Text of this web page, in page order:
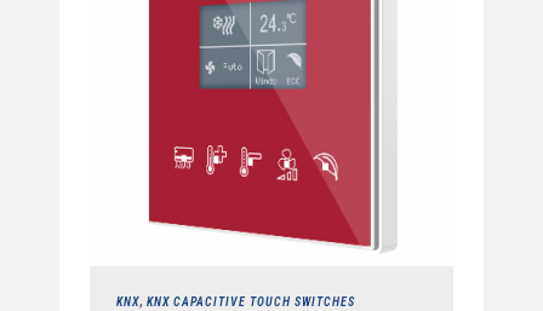
KNX, KNX CAPACITIVE TOUCH SWITCHES